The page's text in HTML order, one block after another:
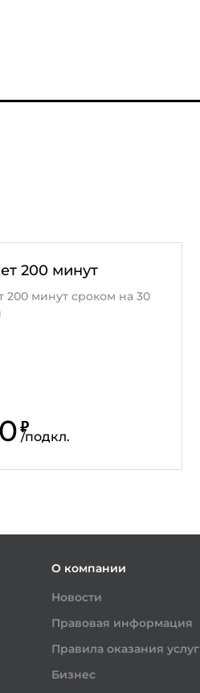
200 минут
200 минут сроком на 30
₽
/подкл.
О компании
Новости
Правовая информация
Правила оказания услуг
Бизнес